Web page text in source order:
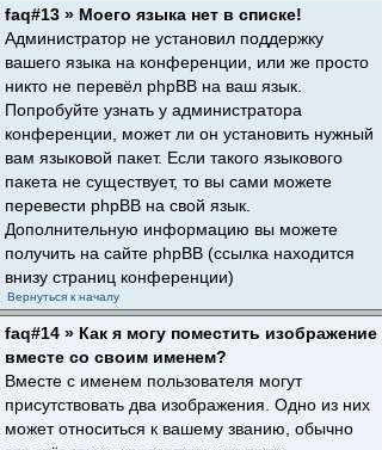
faq#13 » Моего языка нет в списке!
Администратор не установил поддержку
вашего языка на конференции, или же просто
никто не перевёл phpBB на ваш язык.
Попробуйте узнать у администратора
конференции, может ли он установить нужный
вам языковой пакет. Если такого языкового
пакета не существует, то вы сами можете
перевести phpBB на свой язык.
Дополнительную информацию вы можете
получить на сайте phpBB (ссылка находится
внизу страниц конференции)
Вернуться к началу
faq#14 » Как я могу поместить изображение
вместе со своим именем?
Вместе с именем пользователя могут
присутствовать два изображения. Одно из них
может относиться к вашему званию, обычно